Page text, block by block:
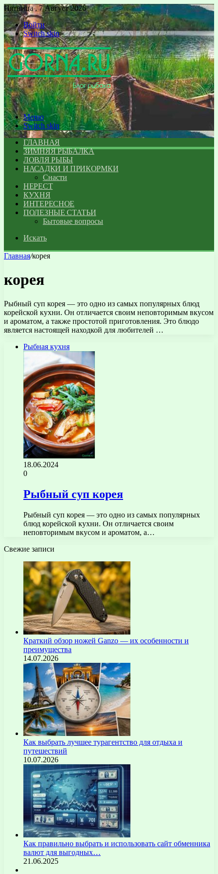
Пятница , 7 Август 2026
Войти
Switch skin
Меню
Switch skin
ГЛАВНАЯ
ЗИМНЯЯ РЫБАЛКА
ЛОВЛЯ РЫБЫ
НАСАДКИ И ПРИКОРМКИ
Снасти
НЕРЕСТ
КУХНЯ
ИНТЕРЕСНОЕ
ПОЛЕЗНЫЕ СТАТЬИ
Бытовые вопросы
Искать
Главная/корея
корея
Рыбный суп корея — это одно из самых популярных блюд
корейской кухни. Он отличается своим неповторимым вкусом
и ароматом, а также простотой приготовления. Это блюдо
является настоящей находкой для любителей …
Рыбная кухня
18.06.2024
0
Рыбный суп корея
Рыбный суп корея — это одно из самых популярных
блюд корейской кухни. Он отличается своим
неповторимым вкусом и ароматом, а…
Свежие записи
Краткий обзор ножей Ganzo — их особенности и
преимущества
14.07.2026
Как выбрать лучшее турагентство для отдыха и
путешествий
10.07.2026
Как правильно выбрать и использовать сайт обменника
валют для выгодных…
21.06.2025